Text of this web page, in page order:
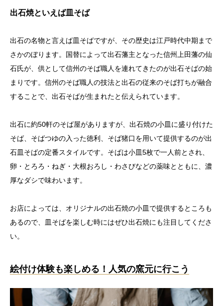
出石焼といえば皿そば
出石の名物と言えば皿そばですが、その歴史は江戸時代中期まで
さかのぼります。国替によって出石藩主となった信州上田藩の仙
石氏が、供として信州のそば職人を連れてきたのが出石そばの始
まりです。信州のそば職人の技法と出石の従来のそば打ちが融合
することで、出石そばが生まれたと伝えられています。
出石に約50軒のそば屋がありますが、出石焼の小皿に盛り付けた
そば、そばつゆの入った徳利、そば猪口を用いて提供するのが出
石皿そばの定番スタイルです。そばは小皿5枚で一人前とされ、
卵・とろろ・ねぎ・大根おろし・わさびなどの薬味とともに、濃
厚なダシで味わいます。
お店によっては、オリジナルの出石焼の小皿で提供するところも
あるので、皿そばを楽しむ時にはぜひ出石焼にも注目してくださ
い。
絵付け体験も楽しめる！人気の窯元に行こう